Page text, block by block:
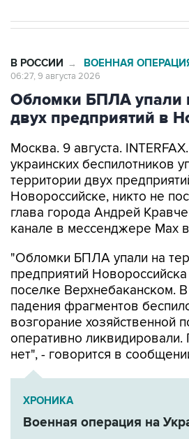
В РОССИИ → ВОЕННАЯ
06:27, 9 августа 2026
Обломки БПЛА упали
двух предприятий в
Москва. 9 августа.
украинских беспилотников
территории двух
Новороссийске, никто не
глава города Андрей
канале в мессенджере Max
"Обломки БПЛА упали на
предприятий
поселке Верхнебаканском. В
падения фрагментов
возгорание хозяйственной
оперативно
нет", - говорится в
ХРОНИКА
Военная операция на